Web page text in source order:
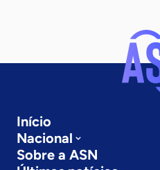
Início
Nacional
Sobre a ASN